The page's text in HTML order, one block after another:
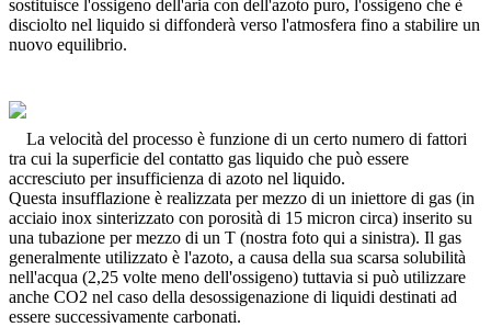
sostituisce l'ossigeno dell'aria con dell'azoto puro, l'ossigeno che è
disciolto nel liquido si diffonderà verso l'atmosfera fino a stabilire un
nuovo equilibrio.
La velocità del processo è funzione di un certo numero di fattori
tra cui la superficie del contatto gas liquido che può essere
accresciuto per insufficienza di azoto nel liquido.
Questa insufflazione è realizzata per mezzo di un iniettore di gas (in
acciaio inox sinterizzato con porosità di 15 micron circa) inserito su
una tubazione per mezzo di un T (nostra foto qui a sinistra). Il gas
generalmente utilizzato è l'azoto, a causa della sua scarsa solubilità
nell'acqua (2,25 volte meno dell'ossigeno) tuttavia si può utilizzare
anche CO2 nel caso della desossigenazione di liquidi destinati ad
essere successivamente carbonati.